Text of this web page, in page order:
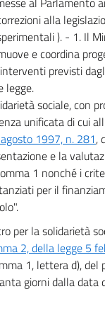
alla
). - 1. Il
e coordina
previsti
legge.
sociale, con
unificata di cui all'
1997, n. 281,
e la
1 nonché i
per il
per la solidarietà
2, della legge 5
1, lettera d), del
giorni dalla data